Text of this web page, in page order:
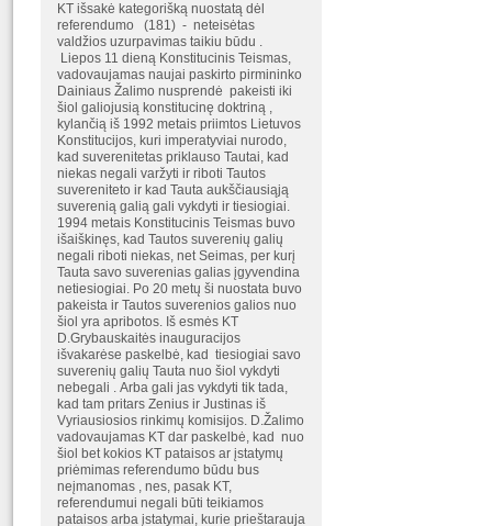
KT išsakė kategorišką nuostatą dėl
referendumo (181) - neteisėtas
valdžios uzurpavimas taikiu būdu .
Liepos 11 dieną Konstitucinis Teismas,
vadovaujamas naujai paskirto pirmininko
Dainiaus Žalimo nusprendė pakeisti iki
šiol galiojusią konstitucinę doktriną ,
kylančią iš 1992 metais priimtos Lietuvos
Konstitucijos, kuri imperatyviai nurodo,
kad suverenitetas priklauso Tautai, kad
niekas negali varžyti ir riboti Tautos
suvereniteto ir kad Tauta aukščiausiąją
suverenią galią gali vykdyti ir tiesiogiai.
1994 metais Konstitucinis Teismas buvo
išaiškinęs, kad Tautos suverenių galių
negali riboti niekas, net Seimas, per kurį
Tauta savo suverenias galias įgyvendina
netiesiogiai. Po 20 metų ši nuostata buvo
pakeista ir Tautos suverenios galios nuo
šiol yra apribotos. Iš esmės KT
D.Grybauskaitės inauguracijos
išvakarėse paskelbė, kad tiesiogiai savo
suverenių galių Tauta nuo šiol vykdyti
nebegali . Arba gali jas vykdyti tik tada,
kad tam pritars Zenius ir Justinas iš
Vyriausiosios rinkimų komisijos. D.Žalimo
vadovaujamas KT dar paskelbė, kad nuo
šiol bet kokios KT pataisos ar įstatymų
priėmimas referendumo būdu bus
neįmanomas , nes, pasak KT,
referendumui negali būti teikiamos
pataisos arba įstatymai, kurie prieštarauja